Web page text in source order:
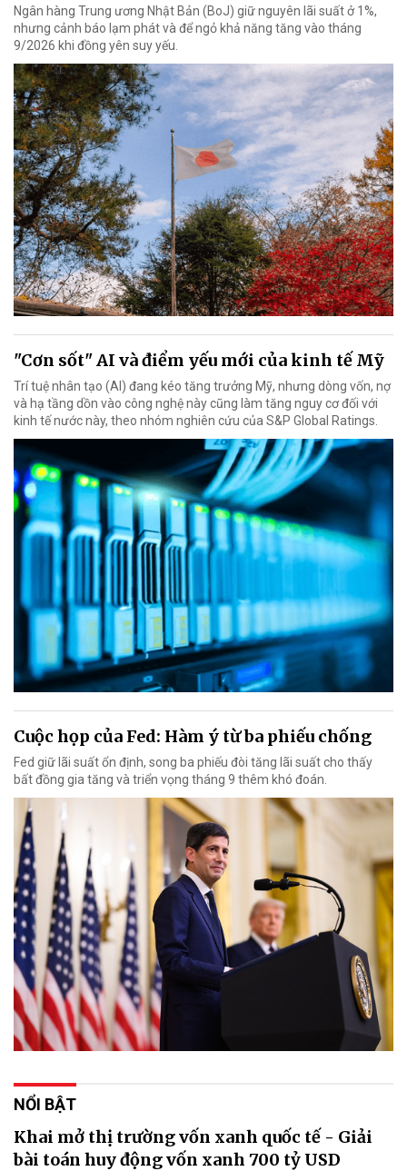
Ngân hàng Trung ương Nhật Bản (BoJ) giữ nguyên lãi suất ở 1%,
nhưng cảnh báo lạm phát và để ngỏ khả năng tăng vào tháng
9/2026 khi đồng yên suy yếu.
"Cơn sốt" AI và điểm yếu mới của kinh tế Mỹ
Trí tuệ nhân tạo (AI) đang kéo tăng trưởng Mỹ, nhưng dòng vốn, nợ
và hạ tầng dồn vào công nghệ này cũng làm tăng nguy cơ đối với
kinh tế nước này, theo nhóm nghiên cứu của S&P Global Ratings.
Cuộc họp của Fed: Hàm ý từ ba phiếu chống
Fed giữ lãi suất ổn định, song ba phiếu đòi tăng lãi suất cho thấy
bất đồng gia tăng và triển vọng tháng 9 thêm khó đoán.
NỔI BẬT
Khai mở thị trường vốn xanh quốc tế - Giải
bài toán huy động vốn xanh 700 tỷ USD